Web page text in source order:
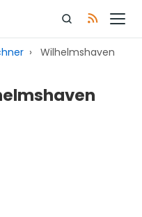
› Wilhelmshaven